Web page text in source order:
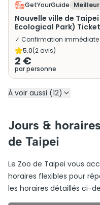
GetYourGuide
Nouvelle ville de
Ecological Park) Ticket
✓ Confirmation immédiate
5.0(2avis)
2 €
par personne
À voir aussi (12)
Jours &
de Taipei
Le Zoo de Taipei vous
horaires flexibles pour
les horaires détaillés ci-